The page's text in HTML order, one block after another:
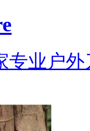
专业户